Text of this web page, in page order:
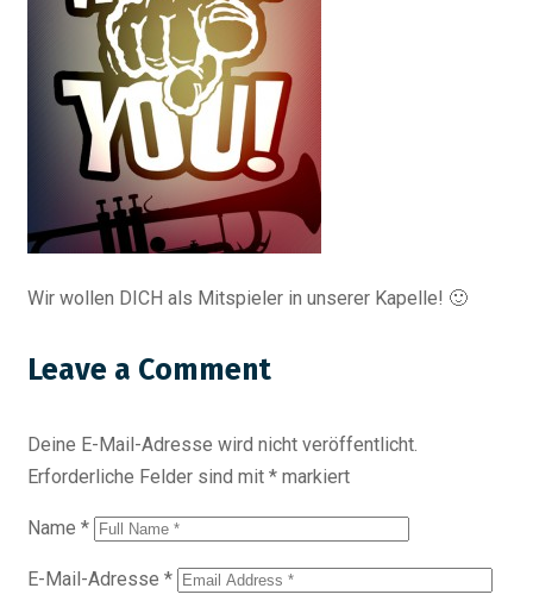
Wir wollen DICH als Mitspieler in unserer Kapelle! 🙂
Leave a Comment
Deine E-Mail-Adresse wird nicht veröffentlicht.
Erforderliche Felder sind mit * markiert
Name *
E-Mail-Adresse *